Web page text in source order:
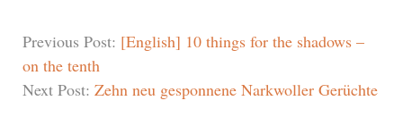
Previous Post: [English] 10 things for the shadows –
on the tenth
Next Post: Zehn neu gesponnene Narkwoller Gerüchte